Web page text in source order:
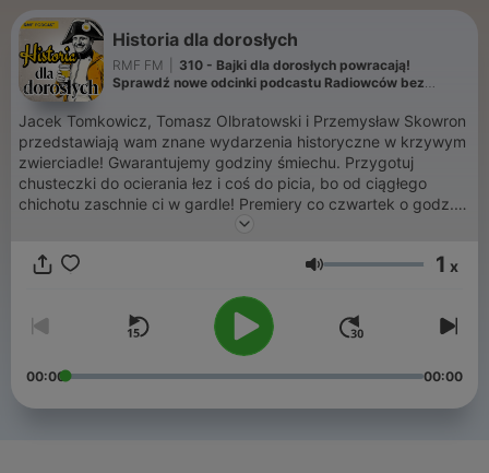
Historia dla dorosłych
RMF FM
310 - Bajki dla dorosłych powracają!
Sprawdź nowe odcinki podcastu Radiowców bez
Jacek Tomkowicz, Tomasz Olbratowski i Przemysław Skowron
przedstawiają wam znane wydarzenia historyczne w krzywym
zwierciadle! Gwarantujemy godziny śmiechu. Przygotuj
chusteczki do ocierania łez i coś do picia, bo od ciągłego
chichotu zaschnie ci w gardle! Premiery co czwartek o godz.
Lautstärke 1 x
00:00 00:00